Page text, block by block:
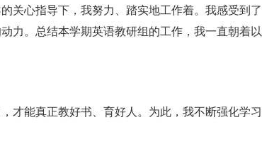
关心指导下，我努力、踏实地工作着。我感受到了
力。总结本学期英语教研组的工作，我一直朝着以
才能真正教好书、育好人。为此，我不断强化学习